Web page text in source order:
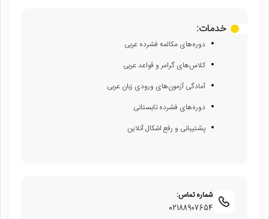
خدمات:
دوره‌های مکالمه فشرده عربی
کلاس‌های گرامر و قواعد عربی
آمادگی آزمون‌های ورودی زبان عربی
دوره‌های فشرده تابستانی
پشتیبانی و رفع اشکال آنلاین
شماره تماس:
02188907654